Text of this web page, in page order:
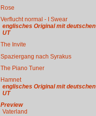
Rose
Verflucht normal - I Swear
englisches Original mit deutschen
UT
The Invite
Spaziergang nach Syrakus
The Piano Tuner
Hamnet
englisches Original mit deutschen
UT
Preview
Vaterland